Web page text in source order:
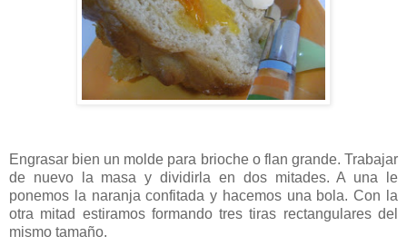
Engrasar bien un molde para brioche o flan grande. Trabajar
de nuevo la masa y dividirla en dos mitades. A una le
ponemos la naranja confitada y hacemos una bola. Con la
otra mitad estiramos formando tres tiras rectangulares del
mismo tamaño.